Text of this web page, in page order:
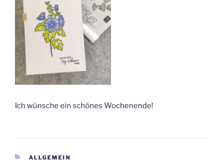
Ich wünsche ein schönes Wochenende!
KATEGORIEN
ALLGEMEIN